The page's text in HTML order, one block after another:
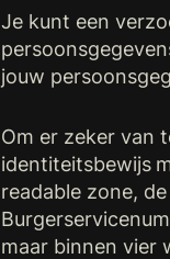
Je kunt een
jouw
Om er zeker van
identiteitsbewijs
readable zone,
maar binnen vier